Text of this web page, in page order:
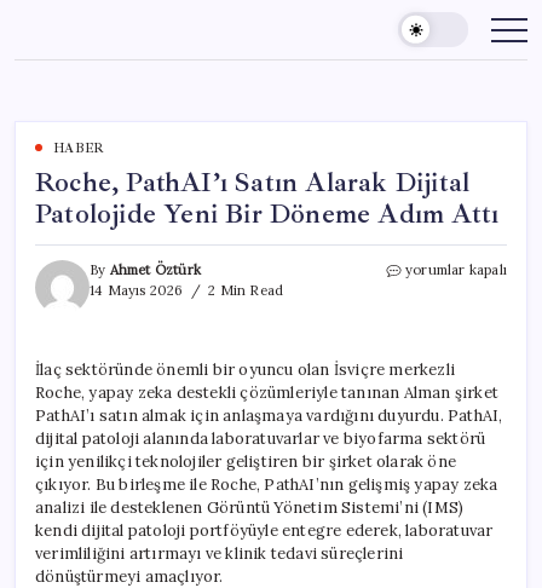
content
HABER
Roche, PathAI’ı Satın Alarak Dijital
Patolojide Yeni Bir Döneme Adım Attı
By Ahmet Öztürk
14 Mayıs 2026
2 Min Read
Roche,
Patolojide
Yeni
Bir
Döneme
Adım
için
yorumlar kapalı
İlaç sektöründe önemli bir oyuncu olan İsviçre merkezli
Roche, yapay zeka destekli çözümleriyle tanınan Alman şirket
PathAI’ı satın almak için anlaşmaya vardığını duyurdu. PathAI,
dijital patoloji alanında laboratuvarlar ve biyofarma sektörü
için yenilikçi teknolojiler geliştiren bir şirket olarak öne
çıkıyor. Bu birleşme ile Roche, PathAI’nın gelişmiş yapay zeka
analizi ile desteklenen Görüntü Yönetim Sistemi’ni (IMS)
kendi dijital patoloji portföyüyle entegre ederek, laboratuvar
verimliliğini artırmayı ve klinik tedavi süreçlerini
dönüştürmeyi amaçlıyor.